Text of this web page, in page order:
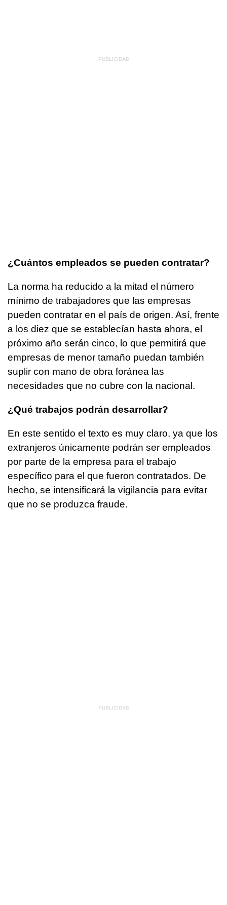
¿Cuántos empleados se pueden contratar?
La norma ha reducido a la mitad el número
mínimo de trabajadores que las empresas
pueden contratar en el país de origen. Así, frente
a los diez que se establecían hasta ahora, el
próximo año serán cinco, lo que permitirá que
empresas de menor tamaño puedan también
suplir con mano de obra foránea las
necesidades que no cubre con la nacional.
¿Qué trabajos podrán desarrollar?
En este sentido el texto es muy claro, ya que los
extranjeros únicamente podrán ser empleados
por parte de la empresa para el trabajo
específico para el que fueron contratados. De
hecho, se intensificará la vigilancia para evitar
que no se produzca fraude.